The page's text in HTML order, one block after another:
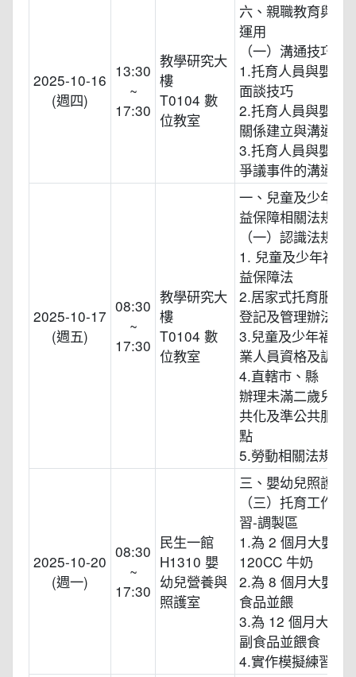
2025-10-16
(週四)
13:30
~
17:30
教學研究大
樓
T0104 數
位教室
六、親職教育與社
運用
（一）溝通技巧
1.托育人員與嬰幼
面談技巧
2.托育人員與嬰幼
關係建立與溝通技
3.托育人員與嬰幼
爭議事件的溝通技
2025-10-17
(週五)
08:30
~
17:30
教學研究大
樓
T0104 數
位教室
一、兒童及少年福
益保障相關法規導
（一）認識法規及
1. 兒童及少年福利
益保障法
2.居家式托育服務
登記及管理辦法
3.兒童及少年福利
業人員資格及訓練
4.直轄市、縣（市
辦理未滿二歲兒童
共化及準公共服務
點
5.勞動相關法規
2025-10-20
(週一)
08:30
~
17:30
民生一館
H1310 嬰
幼兒營養與
照護室
三、嬰幼兒照護技
（三）托育工作實
習-調製區
1.為 2 個月大嬰兒
120CC 牛奶
2.為 8 個月大嬰兒
食品並餵
3.為 12 個月大嬰
副食品並餵食
4.實作模擬練習